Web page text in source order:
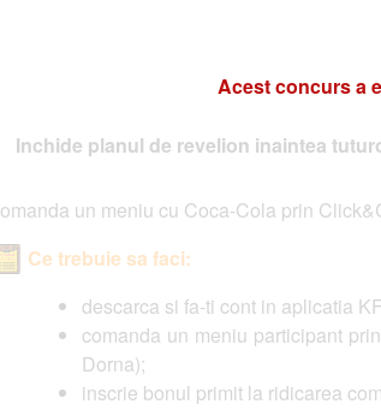
Acest concurs a
Inchide planul de revelion inaintea
un meniu cu Coca-Cola prin
Ce trebuie sa faci:
descarca si fa-ti cont in aplicatia
comanda un meniu participant
Dorna);
inscrie bonul primit la ridicarea